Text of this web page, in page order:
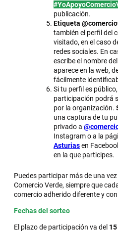
publicación.
Etiqueta
también el perfil del
visitado, en el caso
redes sociales. En
escribe el nombre
aparece en la web,
fácilmente
Si tu perfil es
participación podrá
por la organización.
una captura de tu
privado a
Instagram o a la
Asturiasen
en la que participes.
Puedes participar más de una
Comercio Verde, siempre que
comercio adherido diferente y
Fechas del sorteo
El plazo de participación va del